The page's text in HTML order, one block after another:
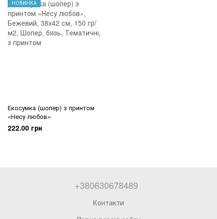
НОВИНКА
Екосумка (шопер) з принтом
«Несу любов»
222.00 грн
+380630678489
Контакти